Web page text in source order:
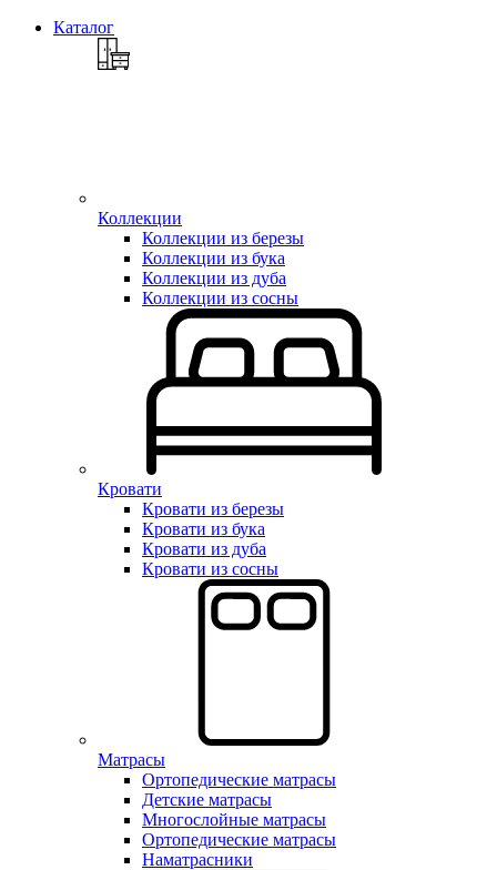
Каталог
Коллекции
Коллекции из березы
Коллекции из бука
Коллекции из дуба
Коллекции из сосны
Кровати
Кровати из березы
Кровати из бука
Кровати из дуба
Кровати из сосны
Матрасы
Ортопедические матрасы
Детские матрасы
Многослойные матрасы
Ортопедические матрасы
Наматрасники